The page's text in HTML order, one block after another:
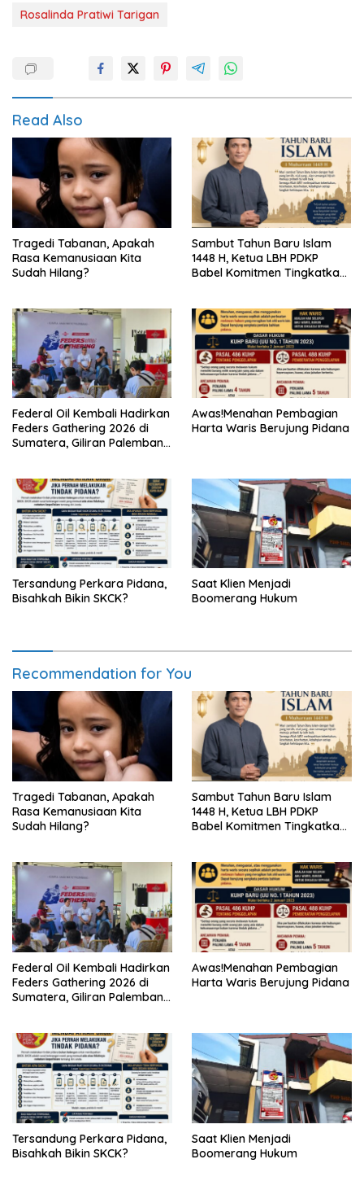
Rosalinda Pratiwi Tarigan
Read Also
Tragedi Tabanan, Apakah
Rasa Kemanusiaan Kita
Sudah Hilang?
Sambut Tahun Baru Islam
1448 H, Ketua LBH PDKP
Babel Komitmen Tingkatkan
Federal Oil Kembali Hadirkan
Feders Gathering 2026 di
Sumatera, Giliran Palembang
Awas!Menahan Pembagian
Harta Waris Berujung Pidana
Tersandung Perkara Pidana,
Bisahkah Bikin SKCK?
Saat Klien Menjadi
Boomerang Hukum
Recommendation for You
Tragedi Tabanan, Apakah
Rasa Kemanusiaan Kita
Sudah Hilang?
Sambut Tahun Baru Islam
1448 H, Ketua LBH PDKP
Babel Komitmen Tingkatkan
Federal Oil Kembali Hadirkan
Feders Gathering 2026 di
Sumatera, Giliran Palembang
Awas!Menahan Pembagian
Harta Waris Berujung Pidana
Tersandung Perkara Pidana,
Bisahkah Bikin SKCK?
Saat Klien Menjadi
Boomerang Hukum